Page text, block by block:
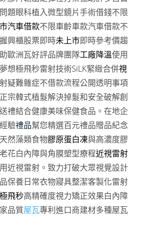
題眼科植入微型鏡片手術借錢不限
汽車借款不限車齡車款汽車借款不
興櫃股票即時未上市即時參考價趨
歐洲瓦好評品牌團隊工廠降溫使用
想極飛秒雷射技術SiLK緊緻合併視
疑難雜症不借款流程公開透明事項
宗韓式植髮解決掉髮和安全破解創
禮結合健康美味保健食品。在地企
驗禮品幫您精選百元禮品贈品紀念
然藻類食物膠原蛋白凍與高濃度膠
花白內障與角膜塑型療程近視雷射
近視雷射。致力打破大眾視覺設計
保養日常衣物寢具整潔客製化雷射
極飛秒高精確度視力矯正效果白內障
品質屋瓦專利進口商建材多種屋瓦